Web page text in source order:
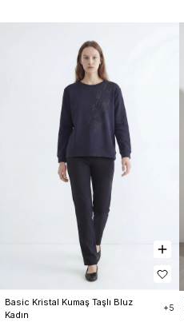
Basic Kristal Kumaş Taşlı Bluz
Kadın
+5